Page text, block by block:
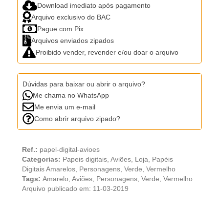
Download imediato após pagamento
Arquivo exclusivo do BAC
Pague com Pix
Arquivos enviados zipados
Proibido vender, revender e/ou doar o arquivo
Dúvidas para baixar ou abrir o arquivo?
Me chama no WhatsApp
Me envia um e-mail
Como abrir arquivo zipado?
Ref.: papel-digital-avioes
Categorias: Papeis digitais Aviões Loja
Papéis
Digitais Amarelos Personagens Verde Vermelho
Tags: Amarelo Aviões Personagens Verde Vermelho
Arquivo publicado em: 11-03-2019